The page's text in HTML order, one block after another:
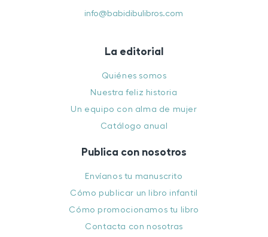
info@babidibulibros.com
La editorial
Quiénes somos
Nuestra feliz historia
Un equipo con alma de mujer
Catálogo anual
Publica con nosotros
Envíanos tu manuscrito
Cómo publicar un libro infantil
Cómo promocionamos tu libro
Contacta con nosotras